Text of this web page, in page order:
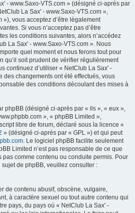
- www.Saxo-VTS.com » (désigné ci-après par
La Sax' - www.Saxo-VTS.com »,
»), vous acceptez d’être légalement
Si vous n’acceptez pas d’être
les conditions suivantes, alors n’accédez
La Sax' - www.Saxo-VTS.com ». Nous
quel moment et nous ferons tout pour
qu’il soit prudent de vérifier régulièrement
continuez d’utiliser « NetClub La Sax' -
des changements ont été effectués, vous
des conditions découlant des mises à
phpBB (désigné ci-après par « ils », « eux »,
», « phpBB Limited »,
libre de forum, déclaré sous la licence «
» (désigné ci-après par « GPL ») et qui peut
. Le logiciel phpBB facilite seulement
Limited n’est pas responsable de ce que
pas comme contenu ou conduite permis. Pour
de phpBB, veuillez consulter :
de contenu abusif, obscène, vulgaire,
à caractère sexuel ou tout autre contenu qui
pays, du pays où « NetClub La Sax' -